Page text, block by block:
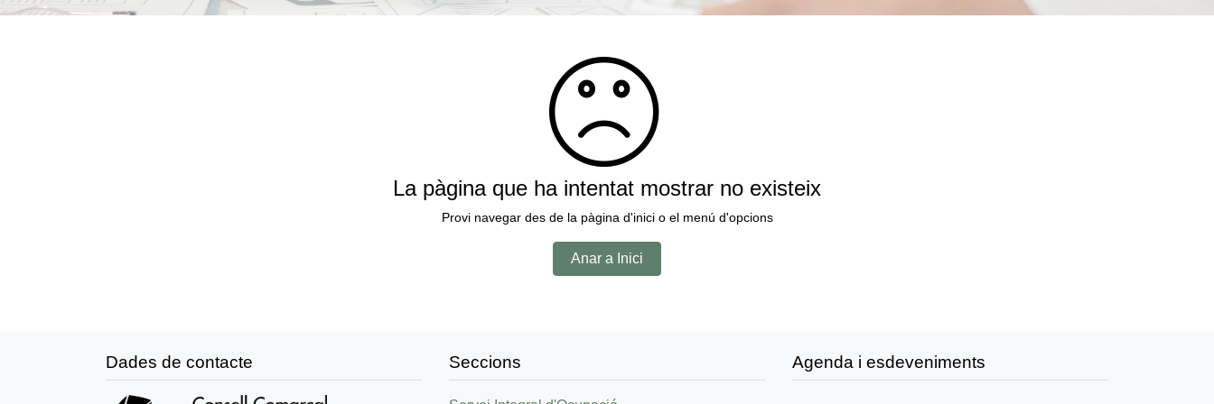
La pàgina que ha intentat mostrar no existeix
Provi navegar des de la pàgina d'inici o el menú d'opcions
Anar a Inici
Dades de contacte Seccions Agenda i esdeveniments